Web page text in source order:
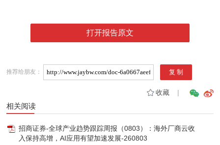
打开报告原文
推荐给朋友：
收藏|
相关阅读
招商证券-全球产业趋势跟踪周报（0803）：海外厂商云收
入保持高增，AI应用有望加速发展-260803